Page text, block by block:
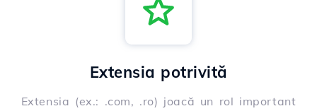
Extensia potrivită
Extensia (ex.: .com, .ro) joacă un rol important